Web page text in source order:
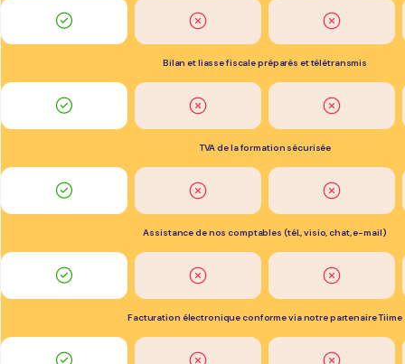
Bilan et liasse fiscale préparés et télétransmis
TVA de la formation sécurisée
Assistance de nos comptables (tél., visio, chat, e-mail)
Facturation électronique conforme via notre partenaire Tiime